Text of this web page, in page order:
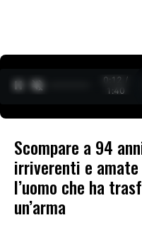
0:12 /
1:40
Scompare a 94
irriverenti e
l’uomo che ha
un’arma